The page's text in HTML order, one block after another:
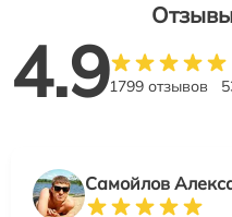
4.91799 отзывов
Самойлов